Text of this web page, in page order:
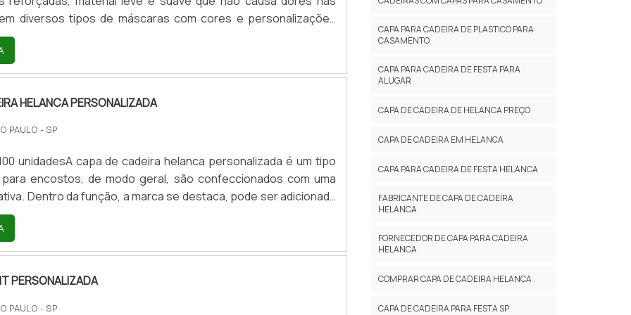
diversos tipos de máscaras com cores e personalizações
isso, procure saber quanto custa máscara em tecido e
com qualidade e eficiência na proteção.Elas podem ser
branca, azul, preta, rosa, e em modelos personalizados,
HELANCA PERSONALIZADA
PAULO - SP
unidadesA capa de cadeira helanca personalizada é um tipo
encostos, de modo geral, são confeccionados com uma
Dentro da função, a marca se destaca, pode ser adicionada
do evento, como o cliente desejar. Capas de cadeira podem
sociais, informativos dos mais diversos tipos, incentivando a
com a marca. As capas de cadeiras são personalizadas e
PERSONALIZADA
PAULO - SP
CAPA PARA CADEIRA DE PLASTICO PARA
CASAMENTO
CAPA PARA CADEIRA DE FESTA PARA
ALUGAR
CAPA DE CADEIRA DE HELANCA PREÇO
CAPA DE CADEIRA EM HELANCA
CAPA PARA CADEIRA DE FESTA HELANCA
FABRICANTE DE CAPA DE CADEIRA
HELANCA
FORNECEDOR DE CAPA PARA CADEIRA
HELANCA
COMPRAR CAPA DE CADEIRA HELANCA
CAPA DE CADEIRA PARA FESTA SP